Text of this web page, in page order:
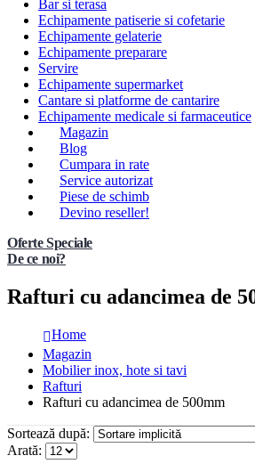
Bar si terasa
Echipamente patiserie si cofetarie
Echipamente gelaterie
Echipamente preparare
Servire
Echipamente supermarket
Cantare si platforme de cantarire
Echipamente medicale si farmaceutice
Magazin
Blog
Cumpara in rate
Service autorizat
Piese de schimb
Devino reseller!
Oferte Speciale
De ce noi?
Rafturi cu adancimea de
Home
Magazin
Mobilier inox, hote si tavi
Rafturi
Rafturi cu adancimea de 500mm
Sortează după:
Arată: